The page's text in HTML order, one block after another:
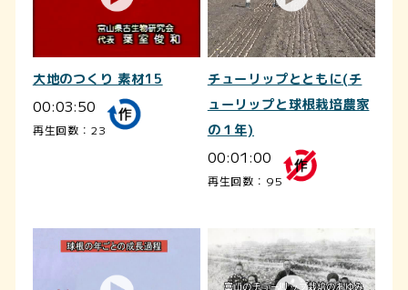
大地のつくり 素材15
00:03:50
再生回数：23
チューリップとともに(チ
ューリップと球根栽培農家
の１年)
00:01:00
再生回数：95